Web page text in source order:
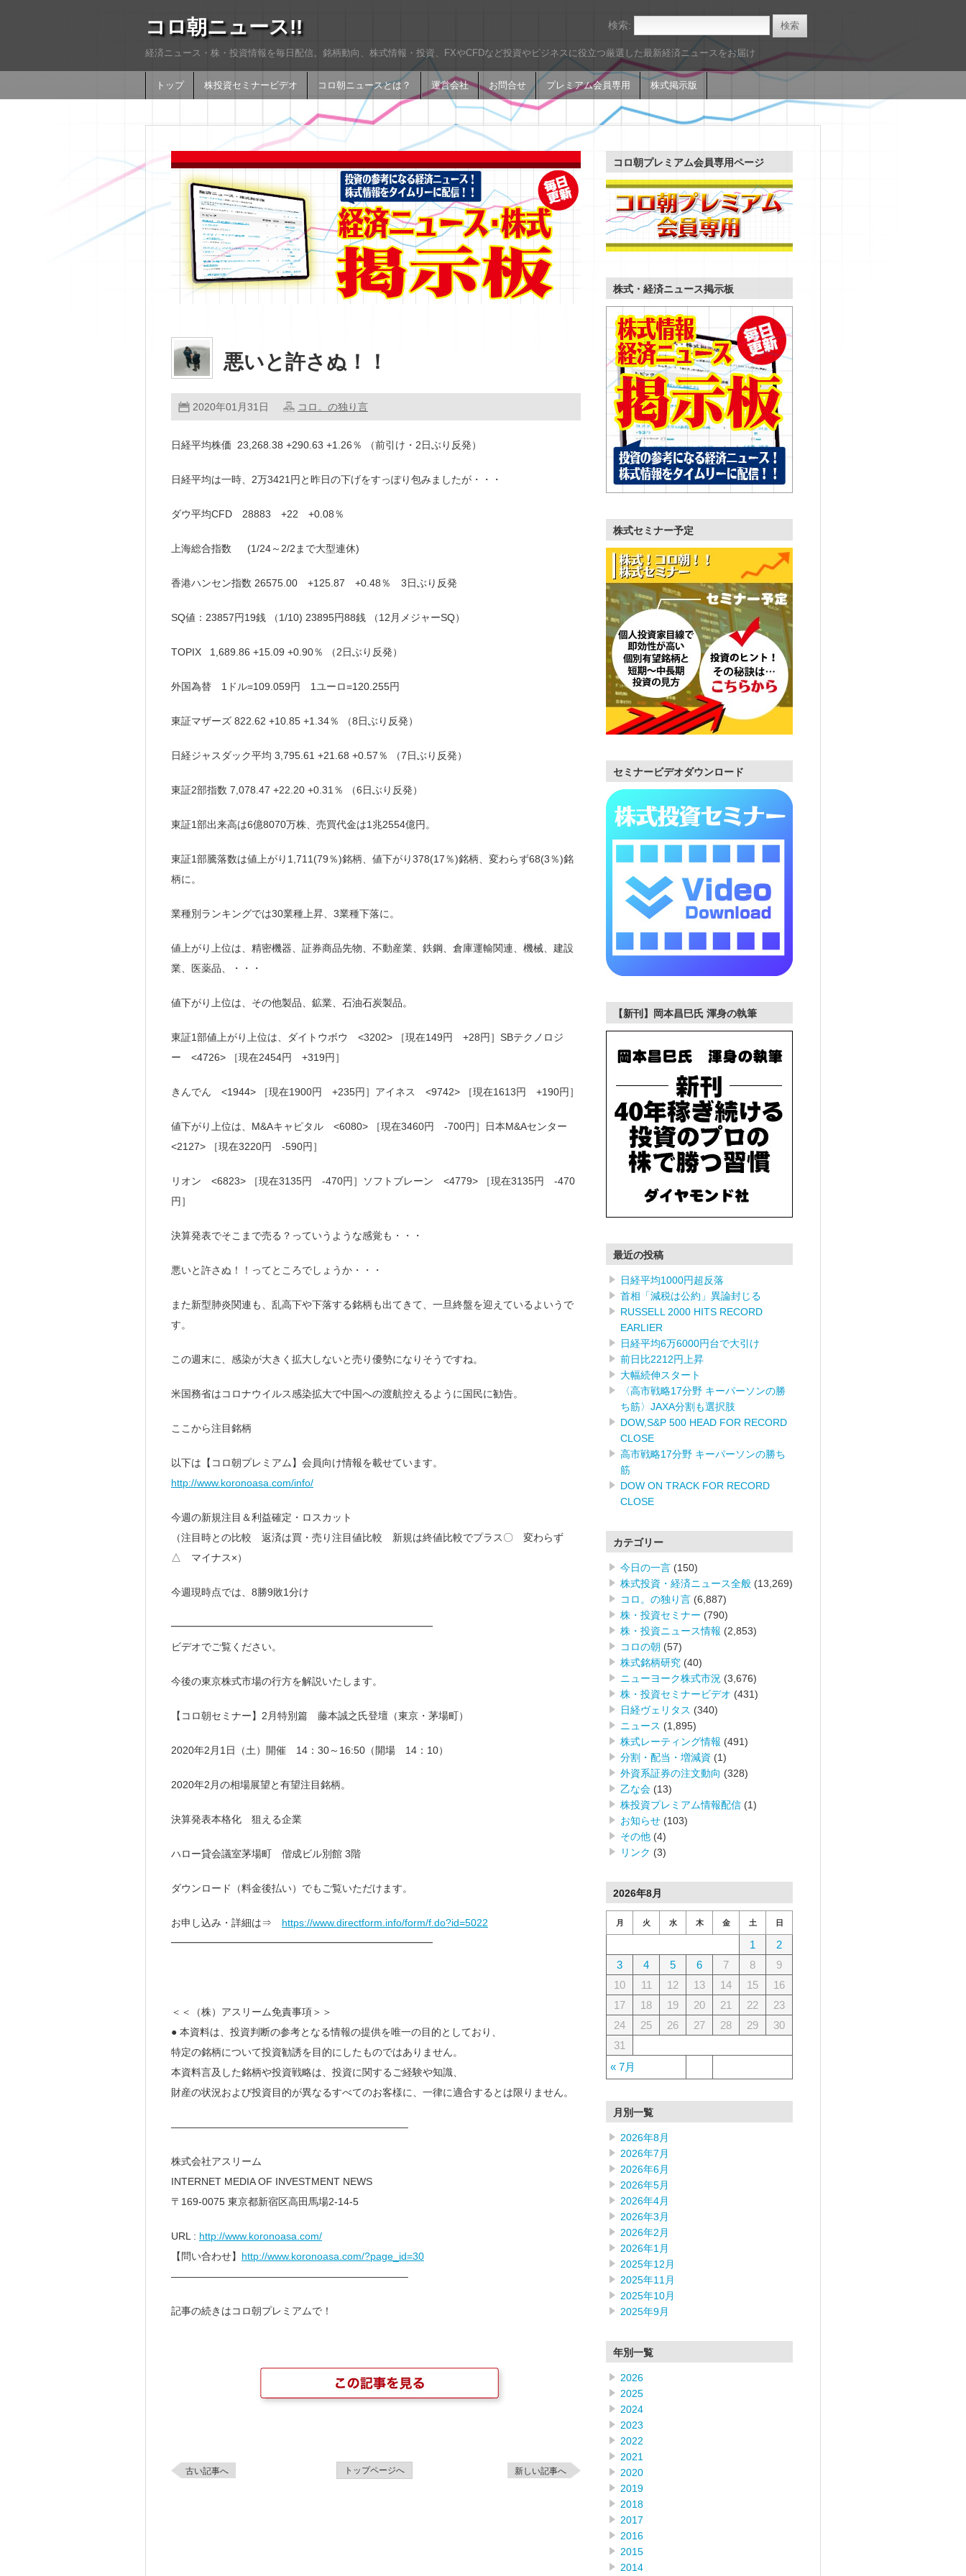
コロ朝ニュース!!
経済ニュース・株・投資情報を毎日配信。銘柄動向、株式情報・投資、FXやCFDなど投資やビジネスに役立つ厳選した最新経済ニュースをお届け
トップ 株投資セミナービデオ コロ朝ニュースとは？ 運営会社 お問合せ プレミアム会員専用 株式掲示版
検索:
悪いと許さぬ！！
2020年01月31日 コロ。の独り言
日経平均株価 23,268.38 +290.63 +1.26％ （前引け・2日ぶり反発）
日経平均は一時、2万3421円と昨日の下げをすっぽり包みましたが・・・
ダウ平均CFD 28883 +22 +0.08％
上海総合指数 (1/24～2/2まで大型連休)
香港ハンセン指数 26575.00 +125.87 +0.48％ 3日ぶり反発
SQ値：23857円19銭 （1/10) 23895円88銭 （12月メジャーSQ）
TOPIX 1,689.86 +15.09 +0.90％ （2日ぶり反発）
外国為替 1ドル=109.059円 1ユーロ=120.255円
東証マザーズ 822.62 +10.85 +1.34％ （8日ぶり反発）
日経ジャスダック平均 3,795.61 +21.68 +0.57％ （7日ぶり反発）
東証2部指数 7,078.47 +22.20 +0.31％ （6日ぶり反発）
東証1部出来高は6億8070万株、売買代金は1兆2554億円。
東証1部騰落数は値上がり1,711(79％)銘柄、値下がり378(17％)銘柄、変わらず68(3％)銘
柄に。
業種別ランキングでは30業種上昇、3業種下落に。
値上がり上位は、精密機器、証券商品先物、不動産業、鉄鋼、倉庫運輸関連、機械、建設
業、医薬品、・・・
値下がり上位は、その他製品、鉱業、石油石炭製品。
東証1部値上がり上位は、ダイトウボウ <3202> ［現在149円 +28円］SBテクノロジ
ー <4726> ［現在2454円 +319円］
きんでん <1944> ［現在1900円 +235円］アイネス <9742> ［現在1613円 +190円］
値下がり上位は、M&Aキャピタル <6080> ［現在3460円 -700円］日本M&Aセンター
<2127> ［現在3220円 -590円］
リオン <6823> ［現在3135円 -470円］ソフトブレーン <4779> ［現在3135円 -470
円］
決算発表でそこまで売る？っていうような感覚も・・・
悪いと許さぬ！！ってところでしょうか・・・
また新型肺炎関連も、乱高下や下落する銘柄も出てきて、一旦終盤を迎えているよいうで
す。
この週末に、感染が大きく拡大しないと売り優勢になりそうですね。
米国務省はコロナウイルス感染拡大で中国への渡航控えるように国民に勧告。
ここから注目銘柄
以下は【コロ朝プレミアム】会員向け情報を載せています。
http://www.koronoasa.com/info/
今週の新規注目＆利益確定・ロスカット
（注目時との比較 返済は買・売り注目値比較 新規は終値比較でプラス〇 変わらず
△ マイナス×）
今週現時点では、8勝9敗1分け
━━━━━━━━━━━━━━━━━━━━━━━━━━
ビデオでご覧ください。
今後の東京株式市場の行方を解説いたします。
【コロ朝セミナー】2月特別篇 藤本誠之氏登壇（東京・茅場町）
2020年2月1日（土）開催 14：30～16:50（開場 14：10）
2020年2月の相場展望と有望注目銘柄。
決算発表本格化 狙える企業
ハロー貸会議室茅場町 偕成ビル別館 3階
ダウンロード（料金後払い）でもご覧いただけます。
お申し込み・詳細は⇒ https://www.directform.info/form/f.do?id=5022
━━━━━━━━━━━━━━━━━━━━━━━━━━
＜＜（株）アスリーム免責事項＞＞
● 本資料は、投資判断の参考となる情報の提供を唯一の目的としており、
特定の銘柄について投資勧誘を目的にしたものではありません。
本資料言及した銘柄や投資戦略は、投資に関するご経験や知識、
財産の状況および投資目的が異なるすべてのお客様に、一律に適合するとは限りません。
———————————————————————–
株式会社アスリーム
INTERNET MEDIA OF INVESTMENT NEWS
〒169-0075 東京都新宿区高田馬場2-14-5
URL : http://www.koronoasa.com/
【問い合わせ】 http://www.koronoasa.com/?page_id=30
———————————————————————–
記事の続きはコロ朝プレミアムで！
古い記事へ トップページへ 新しい記事へ
コロ朝プレミアム会員専用ページ
株式・経済ニュース掲示板
株式セミナー予定
セミナービデオダウンロード
【新刊】岡本昌巳氏 渾身の執筆
最近の投稿
日経平均1000円超反落
首相「減税は公約」異論封じる
RUSSELL 2000 HITS RECORD
EARLIER
日経平均6万6000円台で大引け
前日比2212円上昇
大幅続伸スタート
〈高市戦略17分野 キーパーソンの勝
ち筋〉JAXA分割も選択肢
DOW,S&P 500 HEAD FOR RECORD
CLOSE
高市戦略17分野 キーパーソンの勝ち
筋
DOW ON TRACK FOR RECORD
CLOSE
カテゴリー
今日の一言 (150)
株式投資・経済ニュース全般 (13,269)
コロ。の独り言 (6,887)
株・投資セミナー (790)
株・投資ニュース情報 (2,853)
コロの朝 (57)
株式銘柄研究 (40)
ニューヨーク株式市況 (3,676)
株・投資セミナービデオ (431)
日経ヴェリタス (340)
ニュース (1,895)
株式レーティング情報 (491)
分割・配当・増減資 (1)
外資系証券の注文動向 (328)
乙な会 (13)
株投資プレミアム情報配信 (1)
お知らせ (103)
その他 (4)
リンク (3)
2026年8月
月 火 水 木 金 土 日
« 7月
1
2
3
4 5 6 7 8
9
10
11 12 13 14 15
16
17
18 19 20 21 22
23
24
25 26 27 28 29
30
31
月別一覧
2026年8月
2026年7月
2026年6月
2026年5月
2026年4月
2026年3月
2026年2月
2026年1月
2025年12月
2025年11月
2025年10月
2025年9月
年別一覧
2026
2025
2024
2023
2022
2021
2020
2019
2018
2017
2016
2015
2014